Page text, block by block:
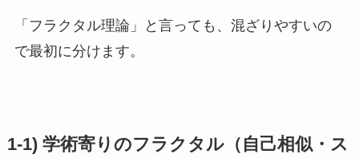
「フラクタル理論」と言っても、混ざりやすいの
で最初に分けます。
1-1) 学術寄りのフラクタル（自己相似・ス